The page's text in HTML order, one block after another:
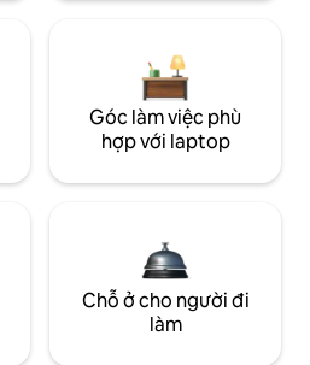
Góc làm việc phù
hợp với laptop
Chỗ ở cho người đi
làm